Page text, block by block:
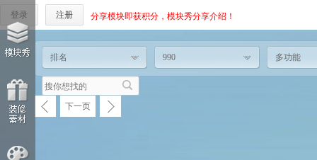
登录 注册 分享模块即获积分，模块秀分享介绍！
排名 990 多功能
下一页